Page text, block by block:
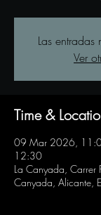
Las
Ver
Time &
09 Mar 2026,
12:30
La Canyada,
Canyada, Alicante,